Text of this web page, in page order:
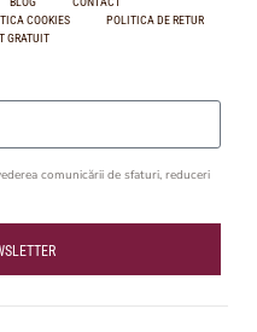
COOKIES
POLITICA DE RETUR
GRATUIT
comunicării de sfaturi, reduceri